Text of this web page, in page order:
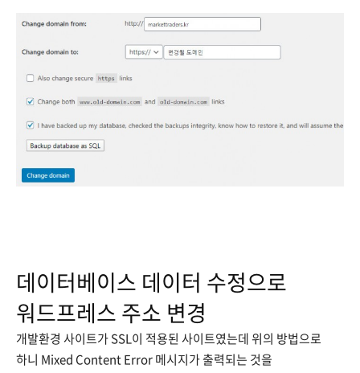
데이터베이스 데이터 수정으로
워드프레스 주소 변경
개발환경 사이트가 SSL이 적용된 사이트였는데 위의 방법으로
하니 Mixed Content Error 메시지가 출력되는 것을